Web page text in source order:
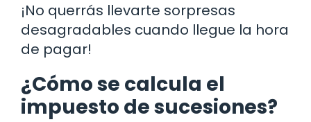
¡No querrás llevarte sorpresas
desagradables cuando llegue la hora
de pagar!
¿Cómo se calcula el
impuesto de sucesiones?